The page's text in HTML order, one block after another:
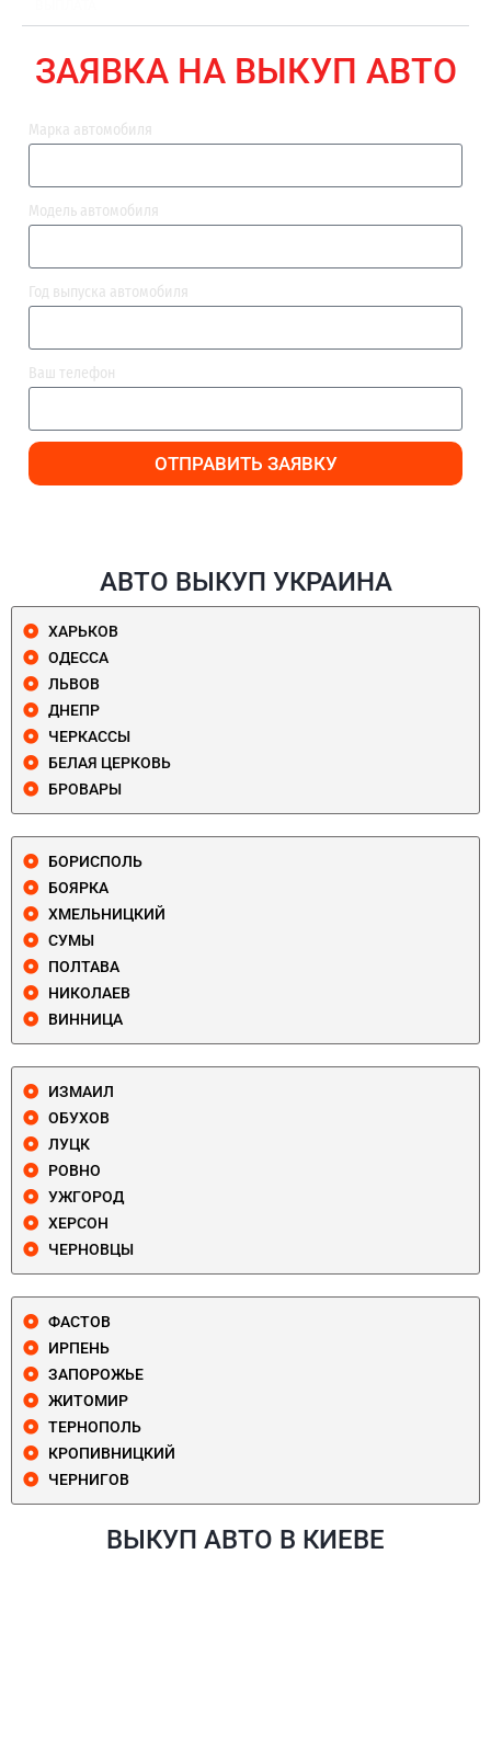
ЗАЯВКА НА ВЫКУП АВТО
Марка автомобиля
Модель автомобиля
Год выпуска автомобиля
Ваш телефон
ОТПРАВИТЬ ЗАЯВКУ
АВТО ВЫКУП УКРАИНА
ХАРЬКОВ
ОДЕССА
ЛЬВОВ
ДНЕПР
ЧЕРКАССЫ
БЕЛАЯ ЦЕРКОВЬ
БРОВАРЫ
БОРИСПОЛЬ
БОЯРКА
ХМЕЛЬНИЦКИЙ
СУМЫ
ПОЛТАВА
НИКОЛАЕВ
ВИННИЦА
ИЗМАИЛ
ОБУХОВ
ЛУЦК
РОВНО
УЖГОРОД
ХЕРСОН
ЧЕРНОВЦЫ
ФАСТОВ
ИРПЕНЬ
ЗАПОРОЖЬЕ
ЖИТОМИР
ТЕРНОПОЛЬ
КРОПИВНИЦКИЙ
ЧЕРНИГОВ
ВЫКУП АВТО В КИЕВЕ